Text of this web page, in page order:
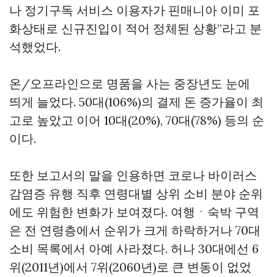
나 정기구독 서비스 이용자가 핀매니아 이미 포
화상태로 신규진입이 적어 정체된 상황”라고 분
석했었다.
온/오프라인으로 명품을 사는 중장년도 눈에
띄게 늘었다. 50대(106%)의 결제 돈 증가율이 최
고로 높았고 이어 10대(20%), 70대(78%) 등의 순
이다.
또한 보고서의 말을 인용하면 코로나 바이러스
감염증 유행 직후 연령대별 상위 소비 분야 순위
에도 위험한 변화가 보여졌다. 여행ㆍ숙박 구역
은 전 연령층에서 순위가 크게 하락하거나 70대
소비 목록에서 아예 사라졌다. 허나 30대에선 6
위(2011년)에서 7위(2060년)로 큰 변동이 없었